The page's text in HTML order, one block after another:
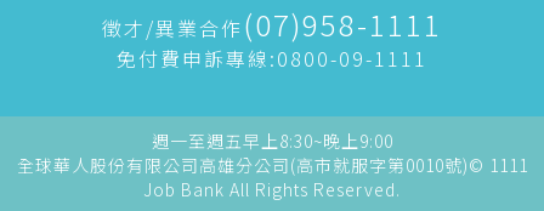
徵才/異業合作(07)958-1111
免付費申訴專線:0800-09-1111
週一至週五早上8:30~晚上9:00
全球華人股份有限公司高雄分公司(高市就服字第0010號)© 1111
Job Bank All Rights Reserved.